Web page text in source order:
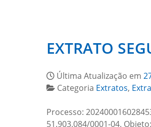
EXTRATO
Última Atualização em
Categoria Extratos,
Processo:
51.903.084/0001-04.